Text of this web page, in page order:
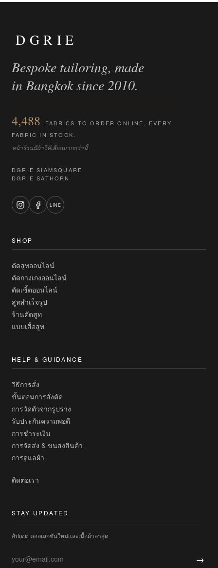
เปรียบ
DGRIE
Bespoke tailoring, made
in Bangkok since 2010.
4,488
FABRICS TO ORDER ONLINE, EVERY
FABRIC IN STOCK.
หน้าร้านมีผ้าให้เลือกมากกว่านี้
DGRIE SIAMSQUARE
DGRIE SATHORN
LINE
SHOP
ตัดสูทออนไลน์
ตัดกางเกงออนไลน์
ตัดเชิ้ตออนไลน์
สูทสำเร็จรูป
ร้านตัดสูท
แบบเสื้อสูท
HELP & GUIDANCE
วิธีการสั่ง
ขั้นตอนการสั่งตัด
การวัดตัวจากรูปร่าง
รับประกันความพอดี
การชำระเงิน
การจัดส่ง & ขนส่งสินค้า
การดูแลผ้า
ติดต่อเรา
STAY UPDATED
อัปเดต คอลเลกชันใหม่และเนื้อผ้าล่าสุด
→